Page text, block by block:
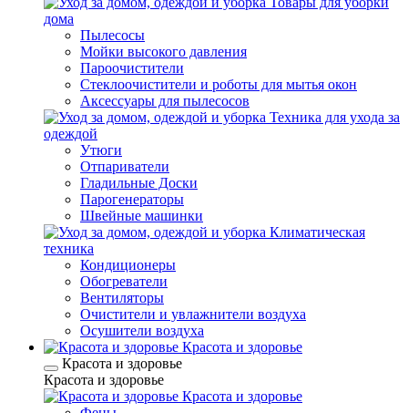
дома
Пылесосы
Мойки высокого давления
Пароочистители
Стеклоочистители и роботы для мытья окон
Аксессуары для пылесосов
Техника для ухода за
одеждой
Утюги
Отпариватели
Гладильные Доски
Парогенераторы
Швейные машинки
Климатическая
техника
Кондиционеры
Обогреватели
Вентиляторы
Очистители и увлажнители воздуха
Осушители воздуха
Красота и здоровье
Красота и здоровье
Красота и здоровье
Красота и здоровье